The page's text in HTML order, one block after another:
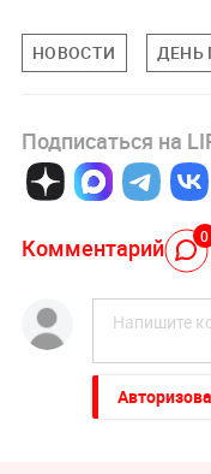
НОВОСТИ ДЕНЬ
Подписаться на
Комментарий 0